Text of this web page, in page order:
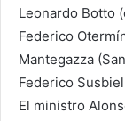
Leonardo Botto
Federico
Mantegazza
Federico
El ministro